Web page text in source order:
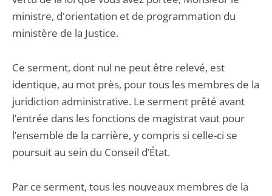
ministre, d'orientation et de programmation du
ministère de la Justice.
Ce serment, dont nul ne peut être relevé, est
identique, au mot près, pour tous les membres de la
juridiction administrative. Le serment prêté avant
l’entrée dans les fonctions de magistrat vaut pour
l’ensemble de la carrière, y compris si celle-ci se
poursuit au sein du Conseil d’État.
Par ce serment, tous les nouveaux membres de la